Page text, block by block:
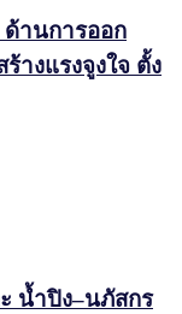
ด้านการออก
างแรงจูงใจ ตั้ง
น้ำปิง–นภัสกร